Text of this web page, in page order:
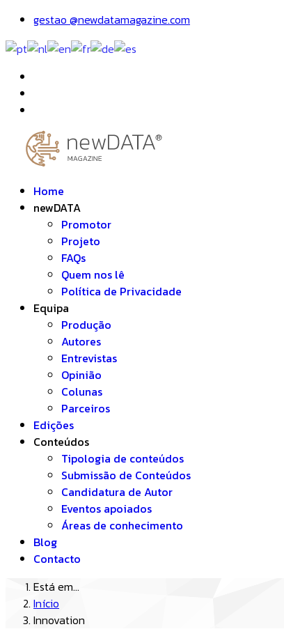
gestao @newdatamagazine.com
Home
newDATA
Promotor
Projeto
FAQs
Quem nos lê
Política de Privacidade
Equipa
Produção
Autores
Entrevistas
Opinião
Colunas
Parceiros
Edições
Conteúdos
Tipologia de conteúdos
Submissão de Conteúdos
Candidatura de Autor
Eventos apoiados
Áreas de conhecimento
Blog
Contacto
Está em...
Início
Innovation